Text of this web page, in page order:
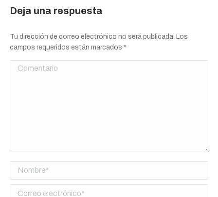
Deja una respuesta
Tu dirección de correo electrónico no será publicada. Los
campos requeridos están marcados *
Comentario
Nombre *
Correo electrónico *